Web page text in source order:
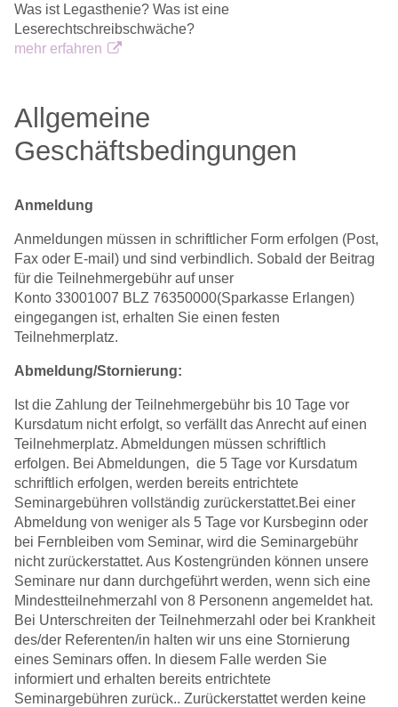
Was ist Legasthenie? Was ist eine
Leserechtschreibschwäche?
mehr erfahren
Allgemeine
Geschäftsbedingungen
Anmeldung
Anmeldungen müssen in schriftlicher Form erfolgen (Post,
Fax oder E-mail) und sind verbindlich. Sobald der Beitrag
für die Teilnehmergebühr auf unser
Konto 33001007 BLZ 76350000(Sparkasse Erlangen)
eingegangen ist, erhalten Sie einen festen
Teilnehmerplatz.
Abmeldung/Stornierung:
Ist die Zahlung der Teilnehmergebühr bis 10 Tage vor
Kursdatum nicht erfolgt, so verfällt das Anrecht auf einen
Teilnehmerplatz. Abmeldungen müssen schriftlich
erfolgen. Bei Abmeldungen, die 5 Tage vor Kursdatum
schriftlich erfolgen, werden bereits entrichtete
Seminargebühren vollständig zurückerstattet.Bei einer
Abmeldung von weniger als 5 Tage vor Kursbeginn oder
bei Fernbleiben vom Seminar, wird die Seminargebühr
nicht zurückerstattet. Aus Kostengründen können unsere
Seminare nur dann durchgeführt werden, wenn sich eine
Mindestteilnehmerzahl von 8 Personenn angemeldet hat.
Bei Unterschreiten der Teilnehmerzahl oder bei Krankheit
des/der Referenten/in halten wir uns eine Stornierung
eines Seminars offen. In diesem Falle werden Sie
informiert und erhalten bereits entrichtete
Seminargebühren zurück.. Zurückerstattet werden keine